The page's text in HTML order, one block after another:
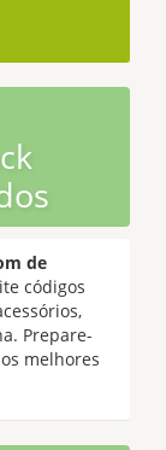
de
códigos
Prepare-
melhores